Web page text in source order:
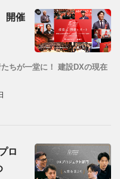
開催
ちが一堂に！ 建設DXの現在
ロ